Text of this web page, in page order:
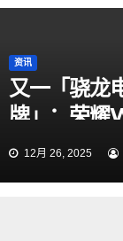
资讯
又一「骁龙
牌」：荣耀
五代骁龙8至
12月 26, 2025